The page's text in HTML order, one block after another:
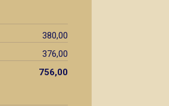
380,00
376,00
756,00